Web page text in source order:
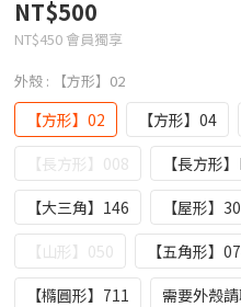
NT$500
NT$450 會員獨享
外殼 : 【方形】02
【方形】02 【方形】04
【長方形】008
【長方形
【大三角】146
【屋形】
【山形】050
【五角形】
【橢圓形】711
需要外殼